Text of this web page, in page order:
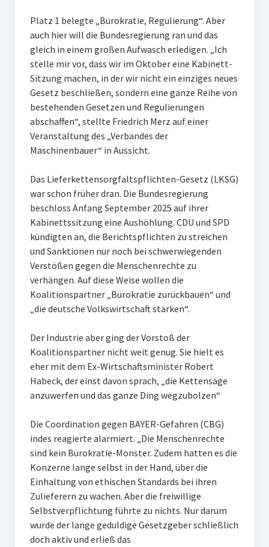
Platz 1 belegte „Bürokratie, Regulierung“. Aber
auch hier will die Bundesregierung ran und das
gleich in einem großen Aufwasch erledigen. „Ich
stelle mir vor, dass wir im Oktober eine Kabinett-
Sitzung machen, in der wir nicht ein einziges neues
Gesetz beschließen, sondern eine ganze Reihe von
bestehenden Gesetzen und Regulierungen
abschaffen“, stellte Friedrich Merz auf einer
Veranstaltung des „Verbandes der
Maschinenbauer“ in Aussicht.
Das Lieferkettensorgfaltspflichten-Gesetz (LKSG)
war schon früher dran. Die Bundesregierung
beschloss Anfang September 2025 auf ihrer
Kabinettssitzung eine Aushöhlung. CDU und SPD
kündigten an, die Berichtspflichten zu streichen
und Sanktionen nur noch bei schwerwiegenden
Verstößen gegen die Menschenrechte zu
verhängen. Auf diese Weise wollen die
Koalitionspartner „Bürokratie zurückbauen“ und
„die deutsche Volkswirtschaft stärken“.
Der Industrie aber ging der Vorstoß der
Koalitionspartner nicht weit genug. Sie hielt es
eher mit dem Ex-Wirtschaftsminister Robert
Habeck, der einst davon sprach, „die Kettensäge
anzuwerfen und das ganze Ding wegzubolzen“
Die Coordination gegen BAYER-Gefahren (CBG)
indes reagierte alarmiert. „Die Menschenrechte
sind kein Bürokratie-Monster. Zudem hatten es die
Konzerne lange selbst in der Hand, über die
Einhaltung von ethischen Standards bei ihren
Zulieferern zu wachen. Aber die freiwillige
Selbstverpflichtung führte zu nichts. Nur darum
wurde der lange geduldige Gesetzgeber schließlich
doch aktiv und erließ das